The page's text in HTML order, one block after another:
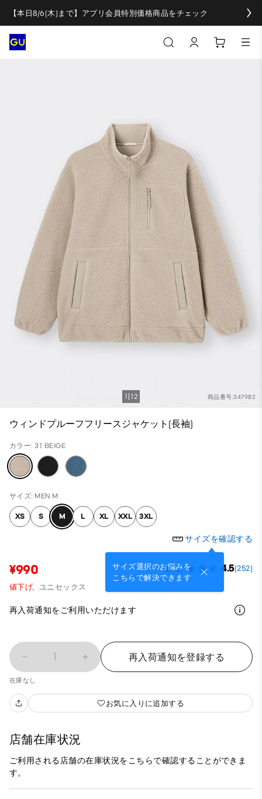
【本日8/6(木)まで】アプリ会員特別価格商品をチェック
商品番号:347982
1 12
ウィンドプルーフフリースジャケット(長袖)
カラー: 31 BEIGE
サイズ: MEN M
XS S M L XL XXL 3XL
サイズを確認する
サイズ選択のお悩みを
こちらで解決できます
¥990 4.5(252)
値下げ, ユニセックス
再入荷通知をご利用いただけます
1 再入荷通知を登録する
在庫なし
お気に入りに追加する
店舗在庫状況
ご利用される店舗の在庫状況をこちらで確認することができま
す。